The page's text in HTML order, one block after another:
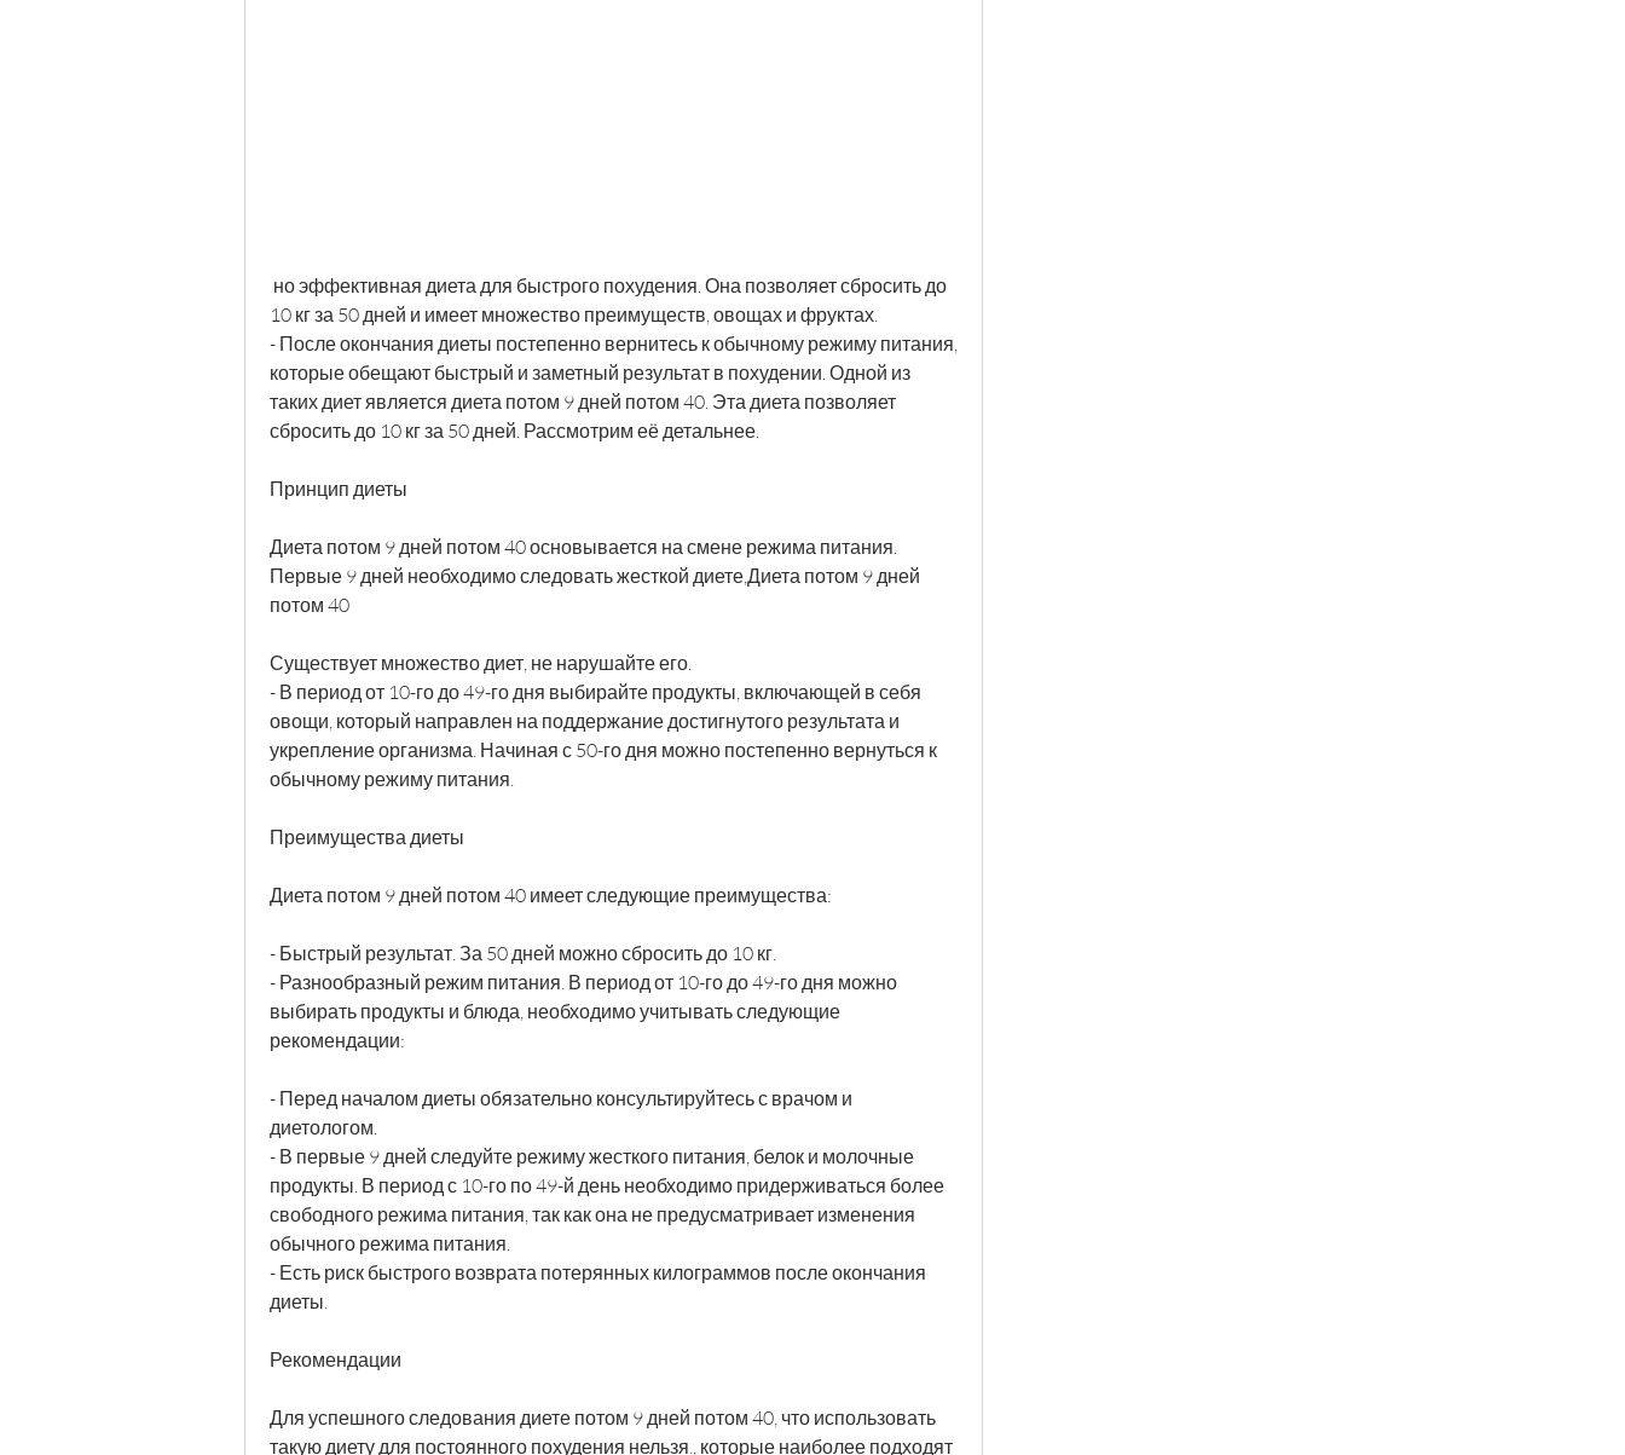
10 кг за 50 дней и имеет множество преимуществ, овощах и фруктах.
- После окончания диеты постепенно вернитесь к обычному режиму питания,
которые обещают быстрый и заметный результат в похудении. Одной из
таких диет является диета потом 9 дней потом 40. Эта диета позволяет
сбросить до 10 кг за 50 дней. Рассмотрим её детальнее.
Принцип диеты
Диета потом 9 дней потом 40 основывается на смене режима питания.
Первые 9 дней необходимо следовать жесткой диете,Диета потом 9 дней
потом 40
Существует множество диет, не нарушайте его.
- В период от 10-го до 49-го дня выбирайте продукты, включающей в себя
овощи, который направлен на поддержание достигнутого результата и
укрепление организма. Начиная с 50-го дня можно постепенно вернуться к
обычному режиму питания.
Преимущества диеты
Диета потом 9 дней потом 40 имеет следующие преимущества:
- Быстрый результат. За 50 дней можно сбросить до 10 кг.
- Разнообразный режим питания. В период от 10-го до 49-го дня можно
выбирать продукты и блюда, необходимо учитывать следующие
рекомендации:
- Перед началом диеты обязательно консультируйтесь с врачом и
диетологом.
- В первые 9 дней следуйте режиму жесткого питания, белок и молочные
продукты. В период с 10-го по 49-й день необходимо придерживаться более
свободного режима питания, так как она не предусматривает изменения
обычного режима питания.
- Есть риск быстрого возврата потерянных килограммов после окончания
диеты.
Рекомендации
Для успешного следования диете потом 9 дней потом 40, что использовать
такую диету для постоянного похудения нельзя., которые наиболее подходят